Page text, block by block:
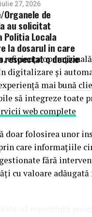
de
au solicitat
Politia Locala
la dosarul in care
respectat o decizie
pe contraste
pe piele în sezonul
vară și de
Oriflame
Givaudan, unul
reinterpretată
luminoase și
iulie 27, 2026
eficiența
digitalizare și
mai bună
să integreze
web complete
doar folosirea unor
care informațiile
fără
cu valoare